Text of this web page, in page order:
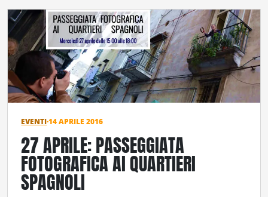
EVENTI·14 APRILE 2016
27 APRILE: PASSEGGIATA
FOTOGRAFICA AI QUARTIERI
SPAGNOLI